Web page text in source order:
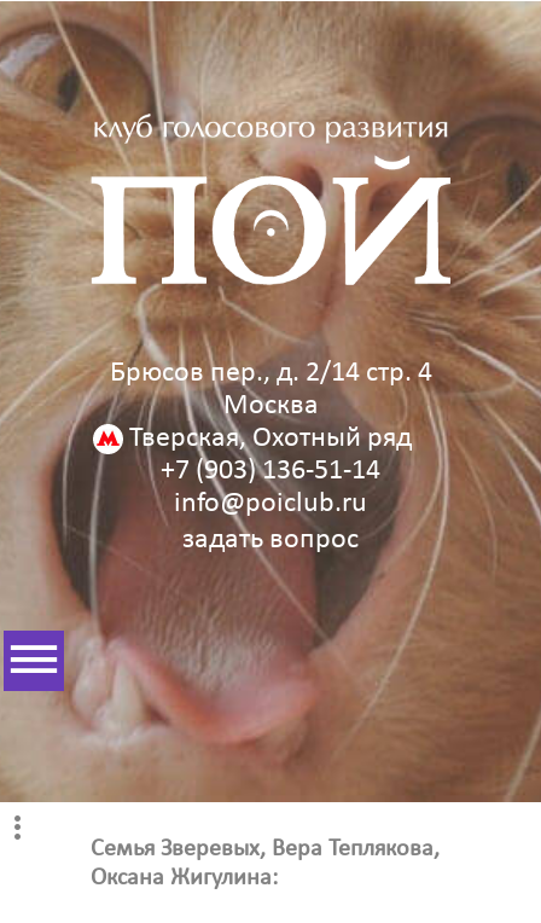
Брюсов пер., д. 2/14 стр. 4
Москва
Тверская, Охотный ряд
+7 (903) 136‑51‑14
info@poiclub.ru
задать вопрос
Семья Зверевых, Вера Теплякова,
Оксана Жигулина: